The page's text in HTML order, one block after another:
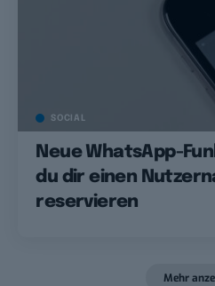
SOCIAL
Neue WhatsApp-
du dir einen
reservieren
Mehr